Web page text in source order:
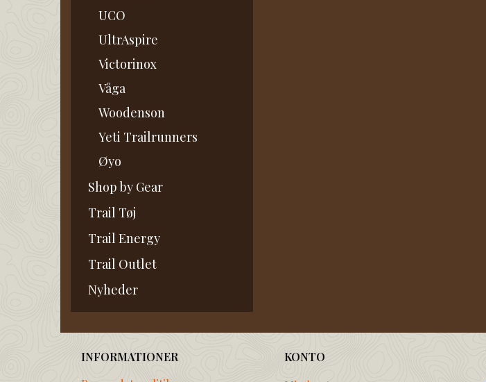
UCO
UltrAspire
Victorinox
Våga
Woodenson
Yeti Trailrunners
Øyo
Shop by Gear
Trail Tøj
Trail Energy
Trail Outlet
Nyheder
INFORMATIONER
KONTO